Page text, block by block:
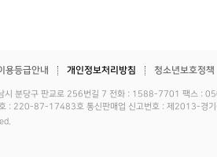
용등급안내 개인정보처리방침 청소년보호정책
남시 분당구 판교로 256번길 7 전화 : 1588-7701 팩스 :
: 220-87-17483호 통신판매업 신고번호 : 제2013-경